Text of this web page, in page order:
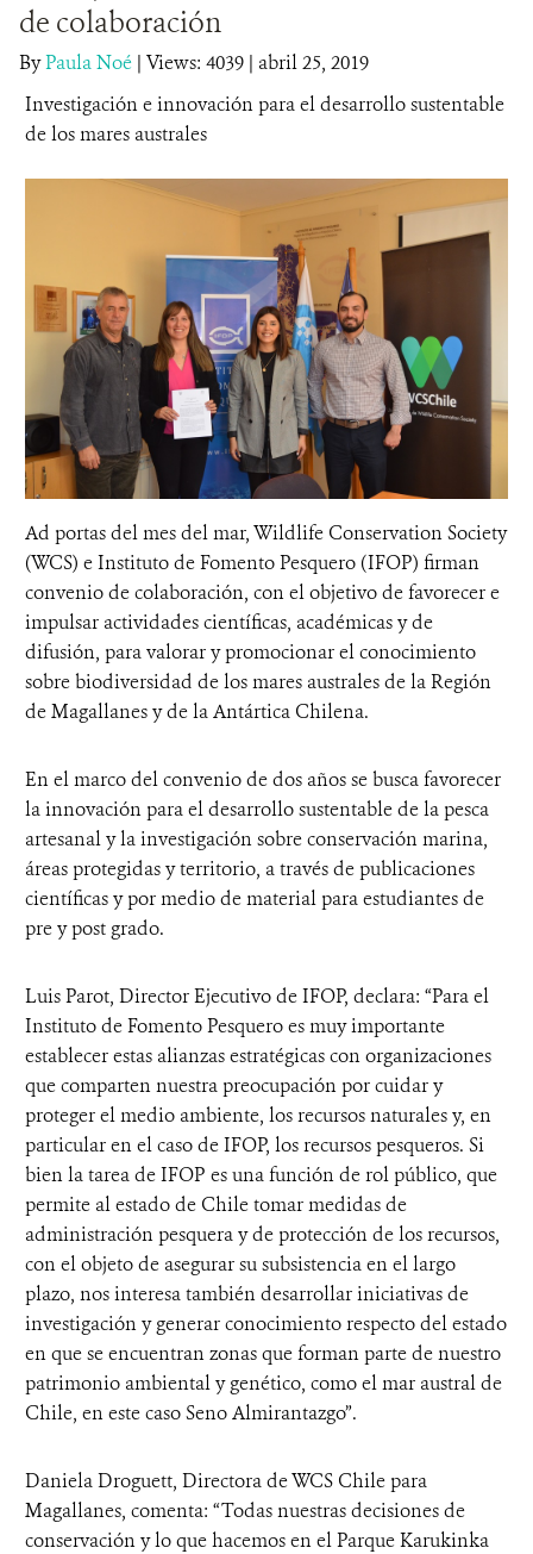
de colaboración
ByPaula Noé | Views: 4039 | abril 25, 2019
Investigación e innovación para el desarrollo sustentable
de los mares australes
Ad portas del mes del mar, Wildlife Conservation Society
(WCS) e Instituto de Fomento Pesquero (IFOP) firman
convenio de colaboración, con el objetivo de favorecer e
impulsar actividades científicas, académicas y de
difusión, para valorar y promocionar el conocimiento
sobre biodiversidad de los mares australes de la Región
de Magallanes y de la Antártica Chilena.
En el marco del convenio de dos años se busca favorecer
la innovación para el desarrollo sustentable de la pesca
artesanal y la investigación sobre conservación marina,
áreas protegidas y territorio, a través de publicaciones
científicas y por medio de material para estudiantes de
pre y post grado.
Luis Parot, Director Ejecutivo de IFOP, declara: “Para el
Instituto de Fomento Pesquero es muy importante
establecer estas alianzas estratégicas con organizaciones
que comparten nuestra preocupación por cuidar y
proteger el medio ambiente, los recursos naturales y, en
particular en el caso de IFOP, los recursos pesqueros. Si
bien la tarea de IFOP es una función de rol público, que
permite al estado de Chile tomar medidas de
administración pesquera y de protección de los recursos,
con el objeto de asegurar su subsistencia en el largo
plazo, nos interesa también desarrollar iniciativas de
investigación y generar conocimiento respecto del estado
en que se encuentran zonas que forman parte de nuestro
patrimonio ambiental y genético, como el mar austral de
Chile, en este caso Seno Almirantazgo”.
Daniela Droguett, Directora de WCS Chile para
Magallanes, comenta: “Todas nuestras decisiones de
conservación y lo que hacemos en el Parque Karukinka